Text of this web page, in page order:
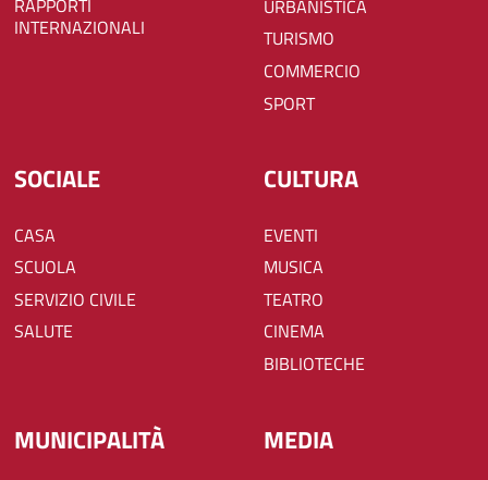
RAPPORTI
INTERNAZIONALI
URBANISTICA
TURISMO
COMMERCIO
SPORT
SOCIALE
CASA
SCUOLA
SERVIZIO CIVILE
SALUTE
CULTURA
EVENTI
MUSICA
TEATRO
CINEMA
BIBLIOTECHE
MUNICIPALITÀ MEDIA